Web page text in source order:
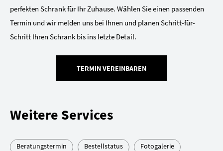
perfekten Schrank für Ihr Zuhause. Wählen Sie einen passenden
Termin und wir melden uns bei Ihnen und planen Schritt-für-
Schritt Ihren Schrank bis ins letzte Detail.
TERMIN VEREINBAREN
Weitere Services
Beratungstermin Bestellstatus Fotogalerie